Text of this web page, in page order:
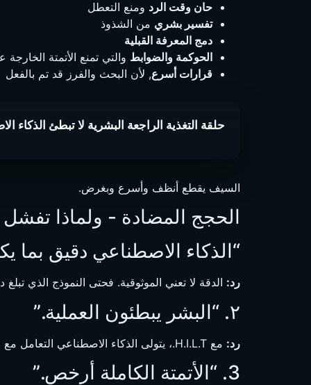
حان وقت الرد ومنع التعطل
تفسير بشري من الشذوذ
دمج المعرفة القبلية
الحوكمة والضوابط والتي تمنع الأتمتة
قرارات أسرع, لأن البحث والفرز قد تم بالفعل
حلقة التغذية الراجعة البشرية لا تبطئ الذكاء
السيف يقطع أنظف وأسرع وبغرض.
الحجج المضادة - ولماذا تفشل
“الذكاء الاصطناعي دقيق
رد: الدقة لا تعني الموثوقية. فحتى النموذج الذي تبلغ دقته 99.99% يفشل في 0.01% من الحالات — وفي قطاع النقل، هذه النسبة البالغة
٢. “البشر يبطئون العملية.”
رد: مع H.I.L.T.، يتولى الذكاء الاصطناعي التعامل مع الضوضاء؛ ويقوم البشر بالتحقق من الإشارة. النتيجة هي
3. “الأتمتة الكاملة أرخص.”